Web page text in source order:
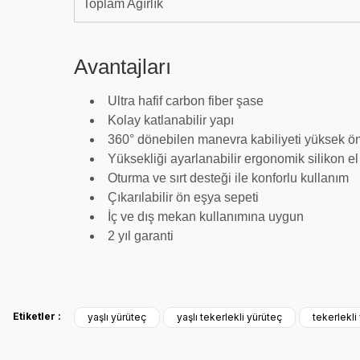
Toplam Ağırlık
Avantajları
Ultra hafif carbon fiber şase
Kolay katlanabilir yapı
360° dönebilen manevra kabiliyeti yüksek
Yüksekliği ayarlanabilir ergonomik silikon el
Oturma ve sırt desteği ile konforlu kullanım
Çıkarılabilir ön eşya sepeti
İç ve dış mekan kullanımına uygun
2 yıl garanti
Bu ürünün fiyat bilgisi, resim, ürün açıklamalarında ve diğer
Görüş ve önerileriniz için teşekkür ederiz.
Siteyle ilk kez tanışmama rağmen içeriği ve menü yapısı oldukça
kendine baktırıyor. Başarılarınız sürekli olsun.
Etiketler : yaşlı yürüteç yaşlı tekerlekli yürüteç tekerlekli